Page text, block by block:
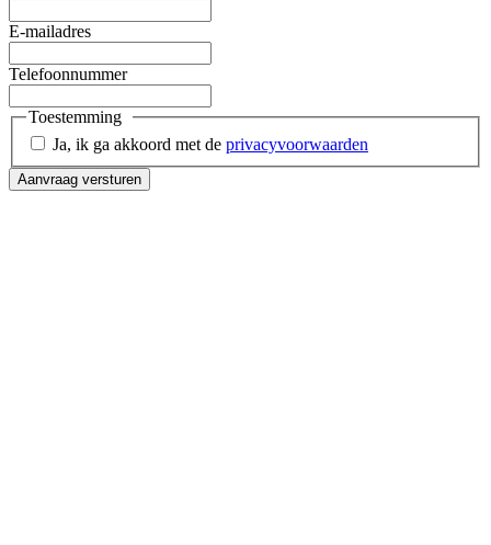
E-mailadres
Telefoonnummer
Toestemming
Ja, ik ga akkoord met de privacyvoorwaarden